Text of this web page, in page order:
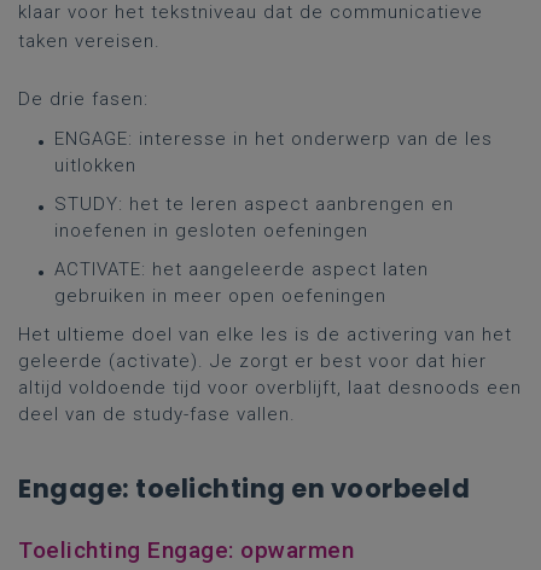
klaar voor het tekstniveau dat de communicatieve
taken vereisen.
De drie fasen:
ENGAGE: interesse in het onderwerp van de les
uitlokken
STUDY: het te leren aspect aanbrengen en
inoefenen in gesloten oefeningen
ACTIVATE: het aangeleerde aspect laten
gebruiken in meer open oefeningen
Het ultieme doel van elke les is de activering van het
geleerde (activate). Je zorgt er best voor dat hier
altijd voldoende tijd voor overblijft, laat desnoods een
deel van de study-fase vallen.
Engage: toelichting en voorbeeld
Toelichting Engage: opwarmen